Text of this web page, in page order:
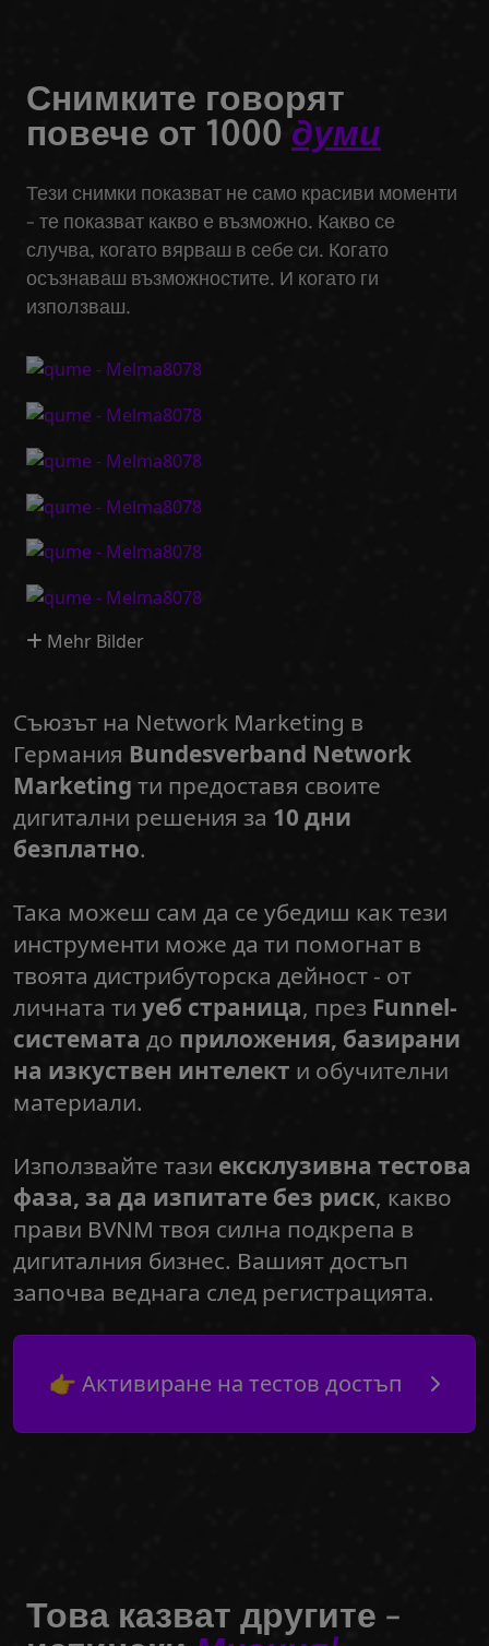
Снимките говорят
повече от 1000 думи
Тези снимки показват не само красиви моменти
- те показват какво е възможно. Какво се
случва, когато вярваш в себе си. Когато
осъзнаваш възможностите. И когато ги
използваш.
Mehr Bilder
Съюзът на Network Marketing в
Германия Bundesverband Network
Marketing ти предоставя своите
дигитални решения за 10 дни
безплатно.
Така можеш сам да се убедиш как тези
инструменти може да ти помогнат в
твоята дистрибуторска дейност - от
личната ти уеб страница, през Funnel-
системата до приложения, базирани
на изкуствен интелект и обучителни
материали.
Използвайте тази ексклузивна тестова
фаза, за да изпитате без риск, какво
прави BVNM твоя силна подкрепа в
дигиталния бизнес. Вашият достъп
започва веднага след регистрацията.
👉 Активиране на тестов достъп
Това казват другите -